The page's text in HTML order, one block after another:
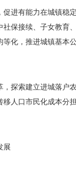
有能力在城镇稳定
保接续、子女教育
化，推进城镇基本
索建立进城落户农
人口市民化成本分
展